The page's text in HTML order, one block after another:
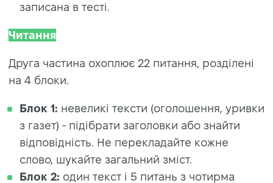
записана в тесті.
Читання
Друга частина охоплює 22 питання, розділені
на 4 блоки.
Блок 1: невеликі тексти (оголошення, уривки
з газет) - підібрати заголовки або знайти
відповідність. Не перекладайте кожне
слово, шукайте загальний зміст.
Блок 2: один текст і 5 питань з чотирма